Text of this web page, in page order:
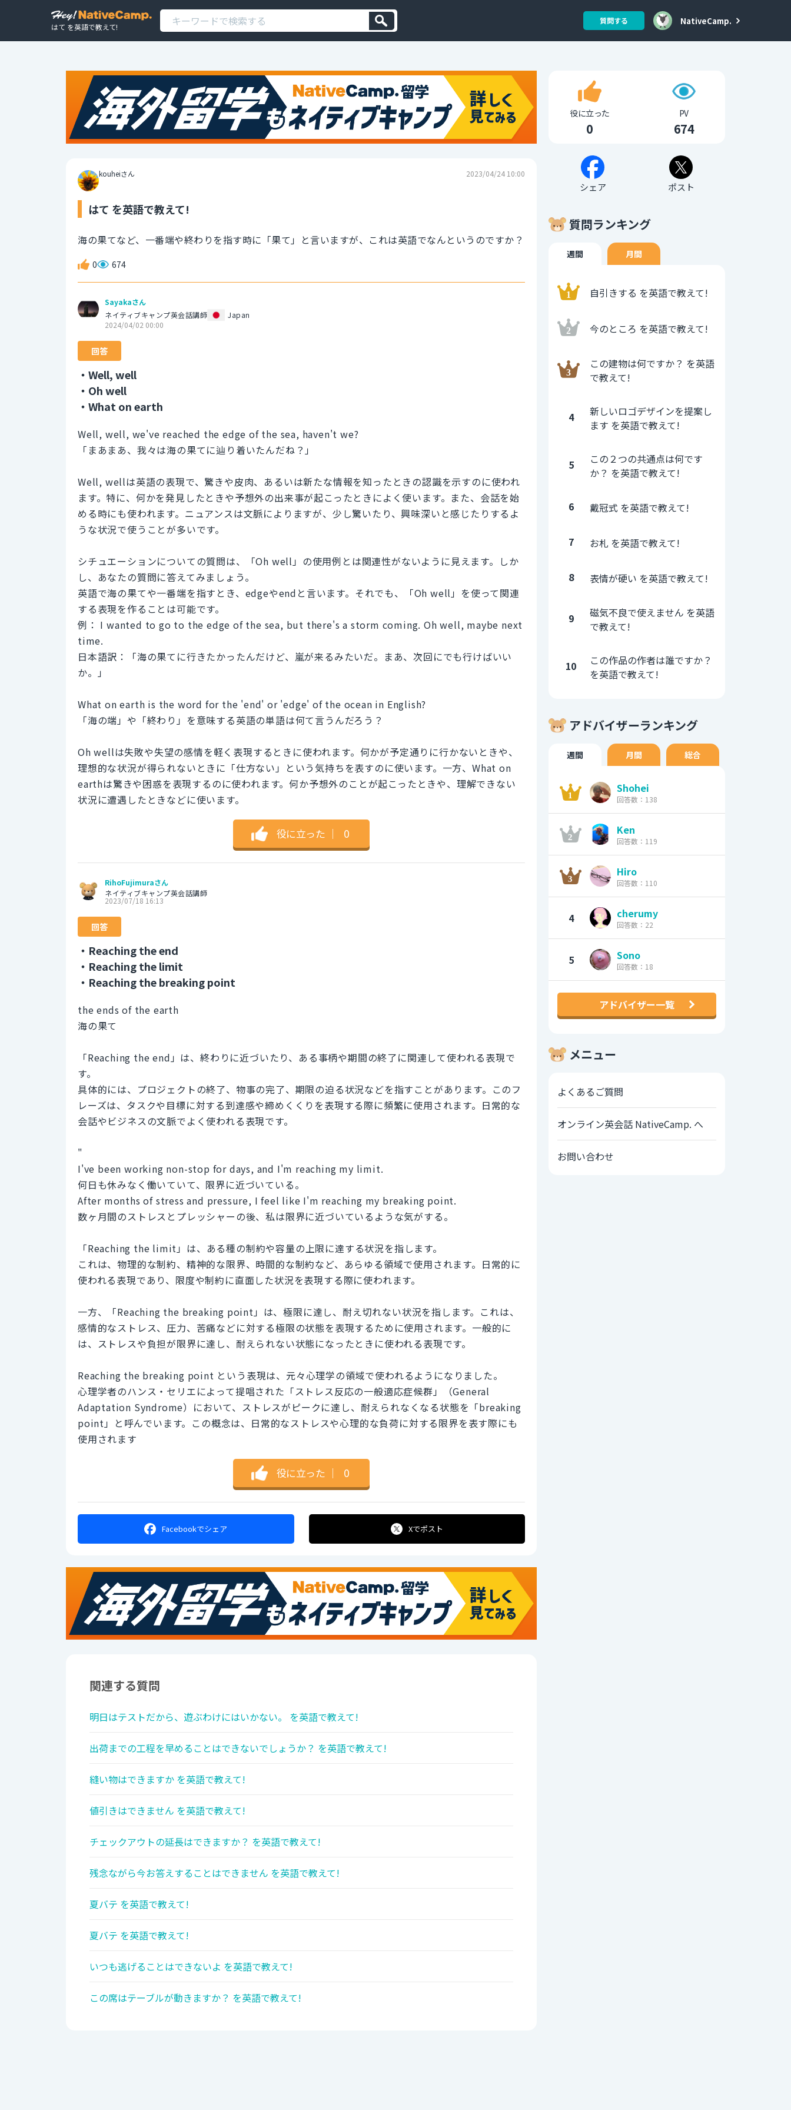
はて を英語で教えて!
質問する NativeCamp.
kouheiさん 2023/04/24 10:00
はて を英語で教えて!
海の果てなど、一番端や終わりを指す時に「果て」と言いますが、これは英語でなんというのですか？
0 674
Sayakaさん
ネイティブキャンプ英会話講師
Japan
2024/04/02 00:00
回答
・Well, well
・Oh well
・What on earth
Well, well, we've reached the edge of the sea, haven't we?
「まあまあ、我々は海の果てに辿り着いたんだね？」
Well, wellは英語の表現で、驚きや皮肉、あるいは新たな情報を知ったときの認識を示すのに使われ
ます。特に、何かを発見したときや予想外の出来事が起こったときによく使います。また、会話を始
める時にも使われます。ニュアンスは文脈によりますが、少し驚いたり、興味深いと感じたりするよ
うな状況で使うことが多いです。
シチュエーションについての質問は、「Oh well」の使用例とは関連性がないように見えます。しか
し、あなたの質問に答えてみましょう。
英語で海の果てや一番端を指すとき、edgeやendと言います。それでも、「Oh well」を使って関連
する表現を作ることは可能です。
例： I wanted to go to the edge of the sea, but there's a storm coming. Oh well, maybe next
time.
日本語訳：「海の果てに行きたかったんだけど、嵐が来るみたいだ。まあ、次回にでも行けばいい
か。」
What on earth is the word for the 'end' or 'edge' of the ocean in English?
「海の端」や「終わり」を意味する英語の単語は何て言うんだろう？
Oh wellは失敗や失望の感情を軽く表現するときに使われます。何かが予定通りに行かないときや、
理想的な状況が得られないときに「仕方ない」という気持ちを表すのに使います。一方、What on
earthは驚きや困惑を表現するのに使われます。何か予想外のことが起こったときや、理解できない
状況に遭遇したときなどに使います。
役に立った ｜ 0
RihoFujimuraさん
ネイティブキャンプ英会話講師
2023/07/18 16:13
回答
・Reaching the end
・Reaching the limit
・Reaching the breaking point
the ends of the earth
海の果て
「Reaching the end」は、終わりに近づいたり、ある事柄や期間の終了に関連して使われる表現で
す。
具体的には、プロジェクトの終了、物事の完了、期限の迫る状況などを指すことがあります。このフ
レーズは、タスクや目標に対する到達感や締めくくりを表現する際に頻繁に使用されます。日常的な
会話やビジネスの文脈でよく使われる表現です。
"
I've been working non-stop for days, and I'm reaching my limit.
何日も休みなく働いていて、限界に近づいている。
After months of stress and pressure, I feel like I'm reaching my breaking point.
数ヶ月間のストレスとプレッシャーの後、私は限界に近づいているような気がする。
「Reaching the limit」は、ある種の制約や容量の上限に達する状況を指します。
これは、物理的な制約、精神的な限界、時間的な制約など、あらゆる領域で使用されます。日常的に
使われる表現であり、限度や制約に直面した状況を表現する際に使われます。
一方、「Reaching the breaking point」は、極限に達し、耐え切れない状況を指します。これは、
感情的なストレス、圧力、苦痛などに対する極限の状態を表現するために使用されます。一般的に
は、ストレスや負担が限界に達し、耐えられない状態になったときに使われる表現です。
Reaching the breaking point という表現は、元々心理学の領域で使われるようになりました。
心理学者のハンス・セリエによって提唱された「ストレス反応の一般適応症候群」（General
Adaptation Syndrome）において、ストレスがピークに達し、耐えられなくなる状態を「breaking
point」と呼んでいます。この概念は、日常的なストレスや心理的な負荷に対する限界を表す際にも
使用されます
役に立った ｜ 0
Facebookでシェア Xでポスト
関連する質問
明日はテストだから、遊ぶわけにはいかない。 を英語で教えて!
出荷までの工程を早めることはできないでしょうか？ を英語で教えて!
縫い物はできますか を英語で教えて!
値引きはできません を英語で教えて!
チェックアウトの延長はできますか？ を英語で教えて!
残念ながら今お答えすることはできません を英語で教えて!
夏バテ を英語で教えて!
夏バテ を英語で教えて!
いつも逃げることはできないよ を英語で教えて!
この席はテーブルが動きますか？ を英語で教えて!
役に立った
0
PV
674
シェア ポスト
質問ランキング
週間 月間
自引きする を英語で教えて!
今のところ を英語で教えて!
この建物は何ですか？ を英語
で教えて!
4
新しいロゴデザインを提案し
ます を英語で教えて!
5
この２つの共通点は何です
か？ を英語で教えて!
6 戴冠式 を英語で教えて!
7 お札 を英語で教えて!
8 表情が硬い を英語で教えて!
9
磁気不良で使えません を英語
で教えて!
10
この作品の作者は誰ですか？
を英語で教えて!
アドバイザーランキング
週間 月間 総合
Shohei
回答数：138
Ken
回答数：119
Hiro
回答数：110
4 cherumy
回答数：22
5 Sono
回答数：18
アドバイザー一覧
メニュー
よくあるご質問
オンライン英会話 NativeCamp. へ
お問い合わせ